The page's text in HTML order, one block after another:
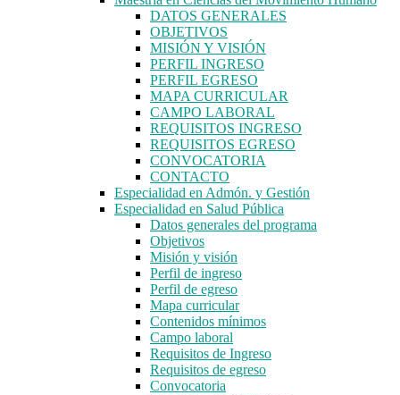
DATOS GENERALES
OBJETIVOS
MISIÓN Y VISIÓN
PERFIL INGRESO
PERFIL EGRESO
MAPA CURRICULAR
CAMPO LABORAL
REQUISITOS INGRESO
REQUISITOS EGRESO
CONVOCATORIA
CONTACTO
Especialidad en Admón. y Gestión
Especialidad en Salud Pública
Datos generales del programa
Objetivos
Misión y visión
Perfil de ingreso
Perfil de egreso
Mapa curricular
Contenidos mínimos
Campo laboral
Requisitos de Ingreso
Requisitos de egreso
Convocatoria